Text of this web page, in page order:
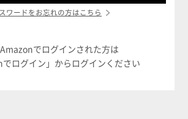
ワードをお忘れの方はこちら
でログインされた方は
でログイン」からログインください